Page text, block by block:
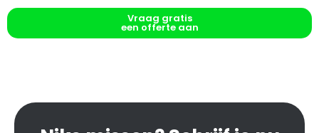
Vraag gratis
een offerte aan